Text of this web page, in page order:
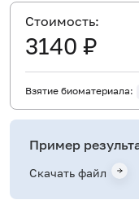
Cтоимость:
3140 ₽
Взятие биоматериала:
Пример
Скачать файл